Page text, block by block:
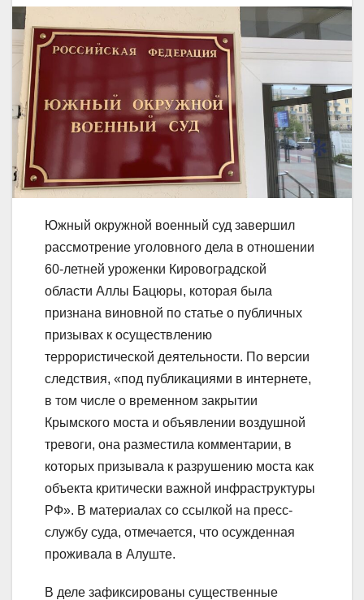
Южный окружной военный суд завершил
рассмотрение уголовного дела в отношении
60-летней уроженки Кировоградской
области Аллы Бацюры, которая была
признана виновной по статье о публичных
призывах к осуществлению
террористической деятельности. По версии
следствия, «под публикациями в интернете,
в том числе о временном закрытии
Крымского моста и объявлении воздушной
тревоги, она разместила комментарии, в
которых призывала к разрушению моста как
объекта критически важной инфраструктуры
РФ». В материалах со ссылкой на пресс-
службу суда, отмечается, что осужденная
проживала в Алуште.
В деле зафиксированы существенные